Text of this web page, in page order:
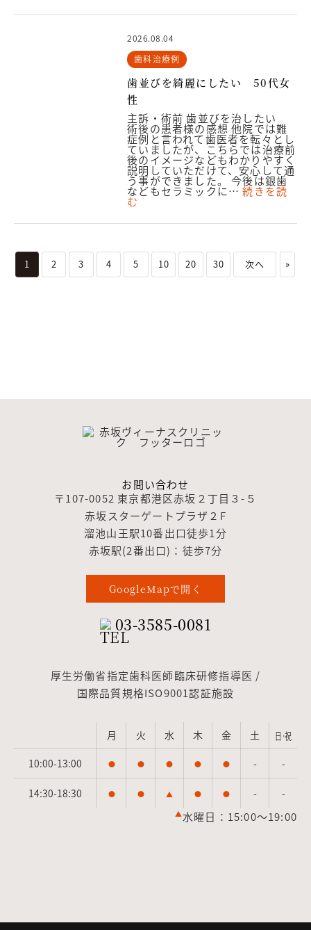
2026.08.04
歯科治療例
歯並びを綺麗にしたい 50代女
性
主訴・術前 歯並びを治したい
術後の患者様の感想 他院では難
症例と言われて歯医者を転々とし
ていましたが、こちらでは治療前
後のイメージなどもわかりやすく
説明していただけて、安心して通
う事ができました。 今後は銀歯
などもセラミックに…続きを読
む
1 2 3 4 5 10 20 30 次へ »
お問い合わせ
〒107-0052 東京都港区赤坂２丁目３-５
赤坂スターゲートプラザ２F
溜池山王駅10番出口徒歩1分
赤坂駅(2番出口)：徒歩7分
GoogleMapで開く
03-3585-0081
厚生労働省指定歯科医師臨床研修指導医 /
国際品質規格ISO9001認証施設
月 火 水 木 金 土
日·祝
10:00-13:00
● ● ● ● ● - -
14:30-18:30 ● ● ▲ ● ● - -
▲水曜日：15:00～19:00